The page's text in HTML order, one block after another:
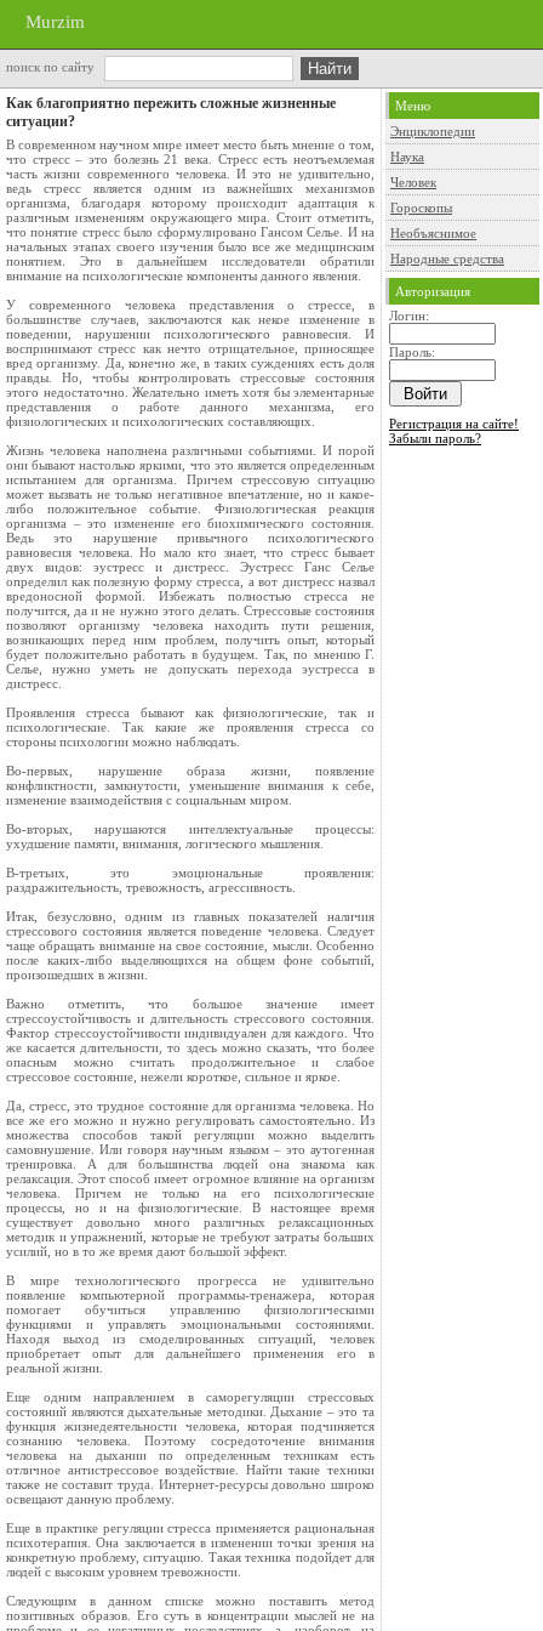
Murzim
поиск по сайту
Как благоприятно пережить сложные жизненные
ситуации?
В современном научном мире имеет место быть мнение о том,
что стресс – это болезнь 21 века. Стресс есть неотъемлемая
часть жизни современного человека. И это не удивительно,
ведь стресс является одним из важнейших механизмов
организма, благодаря которому происходит адаптация к
различным изменениям окружающего мира. Стоит отметить,
что понятие стресс было сформулировано Гансом Селье. И на
начальных этапах своего изучения было все же медицинским
понятием. Это в дальнейшем исследователи обратили
внимание на психологические компоненты данного явления.
У современного человека представления о стрессе, в
большинстве случаев, заключаются как некое изменение в
поведении, нарушении психологического равновесия. И
воспринимают стресс как нечто отрицательное, приносящее
вред организму. Да, конечно же, в таких суждениях есть доля
правды. Но, чтобы контролировать стрессовые состояния
этого недостаточно. Желательно иметь хотя бы элементарные
представления о работе данного механизма, его
физиологических и психологических составляющих.
Жизнь человека наполнена различными событиями. И порой
они бывают настолько яркими, что это является определенным
испытанием для организма. Причем стрессовую ситуацию
может вызвать не только негативное впечатление, но и какое-
либо положительное событие. Физиологическая реакция
организма – это изменение его биохимического состояния.
Ведь это нарушение привычного психологического
равновесия человека. Но мало кто знает, что стресс бывает
двух видов: эустресс и дистресс. Эустресс Ганс Селье
определил как полезную форму стресса, а вот дистресс назвал
вредоносной формой. Избежать полностью стресса не
получится, да и не нужно этого делать. Стрессовые состояния
позволяют организму человека находить пути решения,
возникающих перед ним проблем, получить опыт, который
будет положительно работать в будущем. Так, по мнению Г.
Селье, нужно уметь не допускать перехода эустресса в
дистресс.
Проявления стресса бывают как физиологические, так и
психологические. Так какие же проявления стресса со
стороны психологии можно наблюдать.
Во-первых, нарушение образа жизни, появление
конфликтности, замкнутости, уменьшение внимания к себе,
изменение взаимодействия с социальным миром.
Во-вторых, нарушаются интеллектуальные процессы:
ухудшение памяти, внимания, логического мышления.
В-третьих, это эмоциональные проявления:
раздражительность, тревожность, агрессивность.
Итак, безусловно, одним из главных показателей наличия
стрессового состояния является поведение человека. Следует
чаще обращать внимание на свое состояние, мысли. Особенно
после каких-либо выделяющихся на общем фоне событий,
произошедших в жизни.
Важно отметить, что большое значение имеет
стрессоустойчивость и длительность стрессового состояния.
Фактор стрессоустойчивости индивидуален для каждого. Что
же касается длительности, то здесь можно сказать, что более
опасным можно считать продолжительное и слабое
стрессовое состояние, нежели короткое, сильное и яркое.
Да, стресс, это трудное состояние для организма человека. Но
все же его можно и нужно регулировать самостоятельно. Из
множества способов такой регуляции можно выделить
самовнушение. Или говоря научным языком – это аутогенная
тренировка. А для большинства людей она знакома как
релаксация. Этот способ имеет огромное влияние на организм
человека. Причем не только на его психологические
процессы, но и на физиологические. В настоящее время
существует довольно много различных релаксационных
методик и упражнений, которые не требуют затраты больших
усилий, но в то же время дают большой эффект.
В мире технологического прогресса не удивительно
появление компьютерной программы-тренажера, которая
помогает обучиться управлению физиологическими
функциями и управлять эмоциональными состояниями.
Находя выход из смоделированных ситуаций, человек
приобретает опыт для дальнейшего применения его в
реальной жизни.
Еще одним направлением в саморегуляции стрессовых
состояний являются дыхательные методики. Дыхание – это та
функция жизнедеятельности человека, которая подчиняется
сознанию человека. Поэтому сосредоточение внимания
человека на дыхании по определенным техникам есть
отличное антистрессовое воздействие. Найти такие техники
также не составит труда. Интернет-ресурсы довольно широко
освещают данную проблему.
Еще в практике регуляции стресса применяется рациональная
психотерапия. Она заключается в изменении точки зрения на
конкретную проблему, ситуацию. Такая техника подойдет для
людей с высоким уровнем тревожности.
Следующим в данном списке можно поставить метод
позитивных образов. Его суть в концентрации мыслей не на
Меню
Энциклопедии
Наука
Человек
Гороскопы
Необъяснимое
Народные средства
Авторизация
Логин:
Пароль:
Регистрация на сайте!
Забыли пароль?